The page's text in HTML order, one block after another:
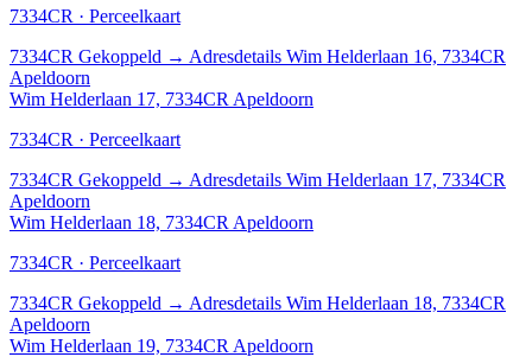
7334CR · Perceelkaart
7334CR Gekoppeld → Adresdetails Wim Helderlaan 16, 7334CR
Apeldoorn
Wim Helderlaan 17, 7334CR Apeldoorn
7334CR · Perceelkaart
7334CR Gekoppeld → Adresdetails Wim Helderlaan 17, 7334CR
Apeldoorn
Wim Helderlaan 18, 7334CR Apeldoorn
7334CR · Perceelkaart
7334CR Gekoppeld → Adresdetails Wim Helderlaan 18, 7334CR
Apeldoorn
Wim Helderlaan 19, 7334CR Apeldoorn